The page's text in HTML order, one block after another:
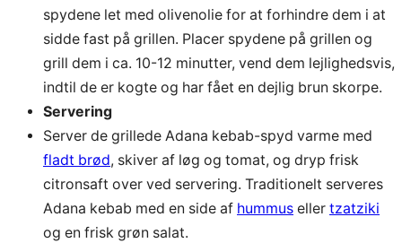
spydene let med olivenolie for at forhindre dem i at
sidde fast på grillen. Placer spydene på grillen og
grill dem i ca. 10-12 minutter, vend dem lejlighedsvis,
indtil de er kogte og har fået en dejlig brun skorpe.
Servering
Server de grillede Adana kebab-spyd varme med
fladt brød, skiver af løg og tomat, og dryp frisk
citronsaft over ved servering. Traditionelt serveres
Adana kebab med en side af hummus eller tzatziki
og en frisk grøn salat.